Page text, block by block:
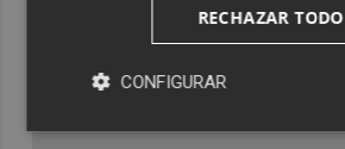
RECHAZAR TODO
CONFIGURAR